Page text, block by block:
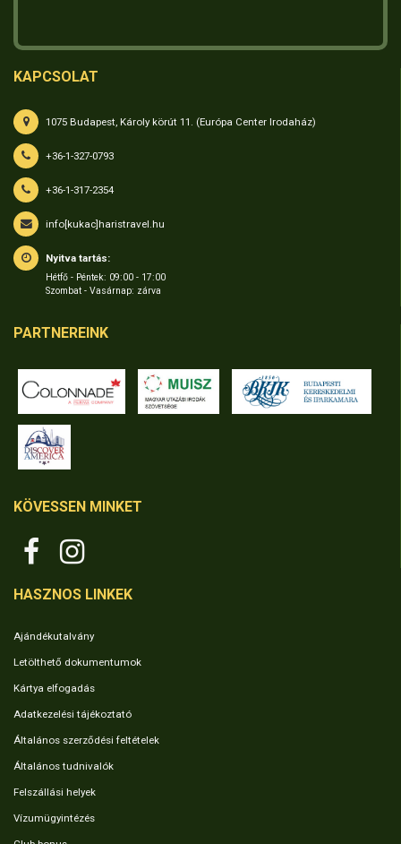
KAPCSOLAT
1075 Budapest, Károly körút 11. (Európa Center Irodaház)
+36-1-327-0793
+36-1-317-2354
info[kukac]haristravel.hu
Nyitva tartás:
Hétfő - Péntek: 09:00 - 17:00
Szombat - Vasárnap: zárva
PARTNEREINK
KÖVESSEN MINKET
HASZNOS LINKEK
Ajándékutalvány
Letölthető dokumentumok
Kártya elfogadás
Adatkezelési tájékoztató
Általános szerződési feltételek
Általános tudnivalók
Felszállási helyek
Vízumügyintézés